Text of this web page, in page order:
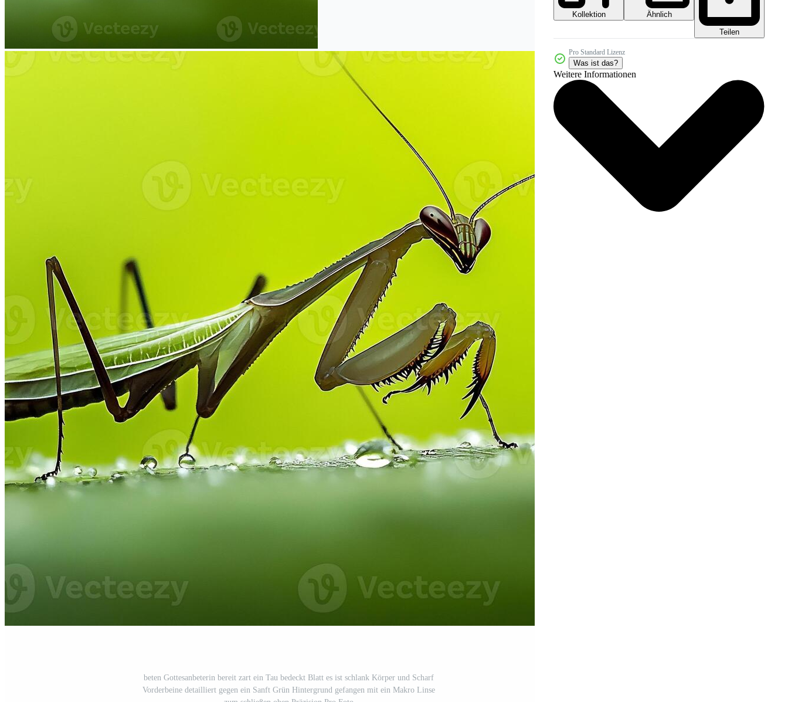
beten Gottesanbeterin bereit zart ein Tau bedeckt Blatt es ist schlank Körper und Scharf
Vorderbeine detailliert gegen ein Sanft Grün Hintergrund gefangen mit ein Makro Linse
Kollektion
Ähnlich
Teilen
Pro Standard Lizenz
Was ist das?
Weitere Informationen